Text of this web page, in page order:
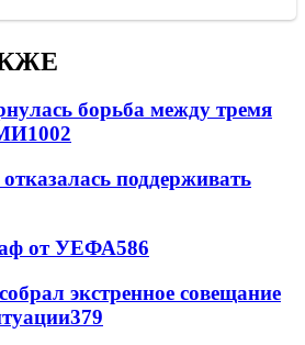
борьба между тремя
1002
поддерживать
от УЕФА586
экстренное совещание
379